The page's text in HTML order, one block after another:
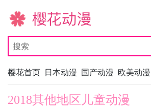
樱花动漫
樱花首页 日本动漫 国产动漫 欧美动漫
2018其他地区儿童动漫